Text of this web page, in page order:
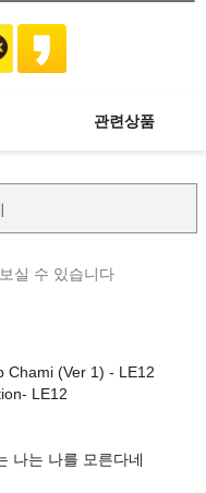
관련상품
실 수 있습니다
Chami (Ver 1) - LE12
LE12
나는 나를 모른다네